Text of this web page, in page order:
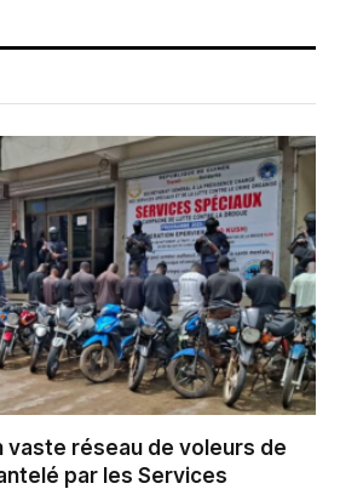
vaste réseau de voleurs de
par les Services